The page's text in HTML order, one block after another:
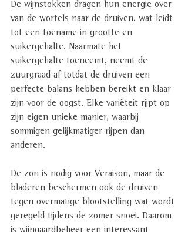
De wijnstokken dragen hun energie over
van de wortels naar de druiven, wat leidt
tot een toename in grootte en
suikergehalte. Naarmate het
suikergehalte toeneemt, neemt de
zuurgraad af totdat de druiven een
perfecte balans hebben bereikt en klaar
zijn voor de oogst. Elke variëteit rijpt op
zijn eigen unieke manier, waarbij
sommigen gelijkmatiger rijpen dan
anderen.
De zon is nodig voor Veraison, maar de
bladeren beschermen ook de druiven
tegen overmatige blootstelling wat wordt
geregeld tijdens de zomer snoei. Daarom